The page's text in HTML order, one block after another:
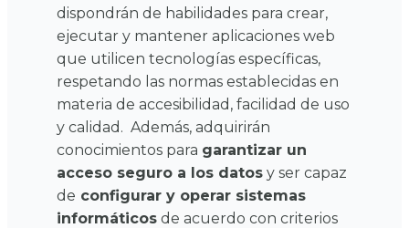
dispondrán de habilidades para crear,
ejecutar y mantener aplicaciones web
que utilicen tecnologías específicas,
respetando las normas establecidas en
materia de accesibilidad, facilidad de uso
y calidad. Además, adquirirán
conocimientos para garantizar un
acceso seguro a los datos y ser capaz
de configurar y operar sistemas
informáticos de acuerdo con criterios